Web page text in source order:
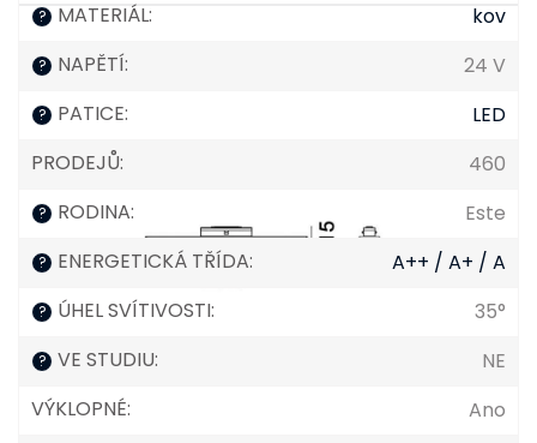
? MATERIÁL: kov
? NAPĚTÍ: 24 V
? PATICE:
LED
PRODEJŮ: 460
? RODINA: Este
? ENERGETICKÁ TŘÍDA: A++ / A+ / A
? ÚHEL SVÍTIVOSTI: 35°
? VE STUDIU:
NE
VÝKLOPNÉ: Ano